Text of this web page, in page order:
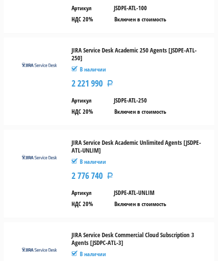
Артикул
JSDPE-ATL-100
НДС 20%
Включен в стоимость
JIRA Service Desk Academic 250 Agents [JSDPE-ATL-
250]
В наличии
2 221 990 Р
Артикул
JSDPE-ATL-250
НДС 20%
Включен в стоимость
JIRA Service Desk Academic Unlimited Agents [JSDPE-
ATL-UNLIM]
В наличии
2 776 740 Р
Артикул
JSDPE-ATL-UNLIM
НДС 20%
Включен в стоимость
JIRA Service Desk Commercial Cloud Subscription 3
Agents [JSDPC-ATL-3]
В наличии